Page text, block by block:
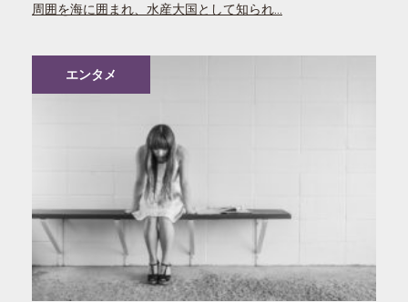
周囲を海に囲まれ、水産大国として知られ…
エンタメ